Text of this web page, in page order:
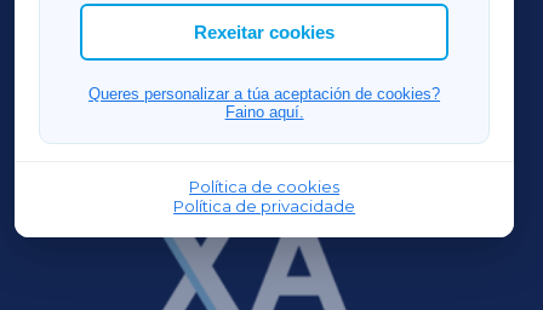
Rexeitar cookies
Queres personalizar a túa aceptación de cookies?
Faino aquí.
Política de cookies
Política de privacidade
ACORUÑAXA
FERROLXA
OURENSEXA